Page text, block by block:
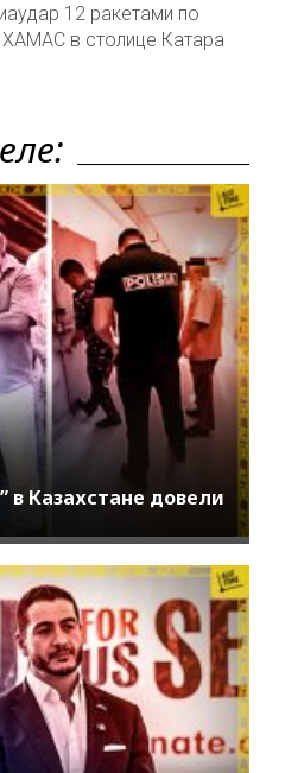
12 ракетами по
ХАМАС в столице Катара
Казахстане довели